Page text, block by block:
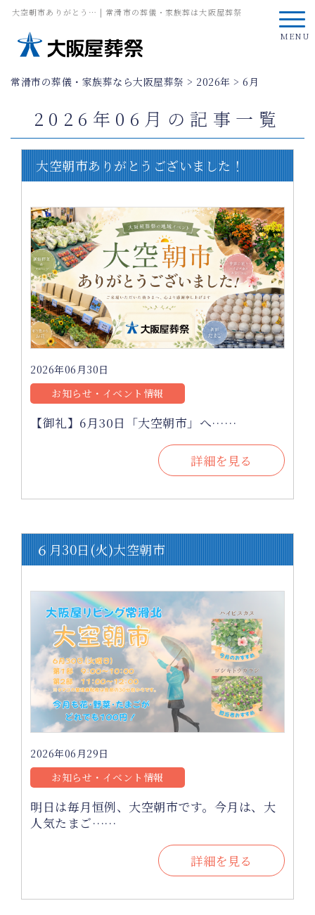
大空朝市ありがとう… | 常滑市の葬儀・家族葬は大阪屋葬祭
MENU
常滑市の葬儀・家族葬なら大阪屋葬祭 > 2026年 > 6月
2026年06月の記事一覧
大空朝市ありがとうございました！
2026年06月30日
お知らせ・イベント情報
【御礼】6月30日「大空朝市」へ……
詳細を見る
６月30日(火)大空朝市
2026年06月29日
お知らせ・イベント情報
明日は毎月恒例、大空朝市です。今月は、大
人気たまご……
詳細を見る